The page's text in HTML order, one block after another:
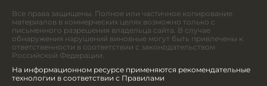
Все права защищены. Полное или частичное копирование
материалов в коммерческих целях возможно только с
письменного разрешения владельца сайта. В случае
обнаружения нарушений виновные могут быть привлечены к
ответственности в соответствии с законодательством
Российской Федерации.
На информационном ресурсе применяются рекомендательные
технологии в соответствии с Правилами